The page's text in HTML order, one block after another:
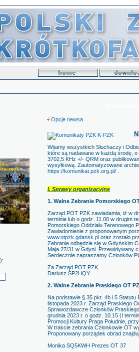
Opcje newsa
Witamy wszystkich Słuchaczy i
które są nadawane w każdą środę,
3702,5 KHz +/- QRM oraz
wysyłkową. Zautomatyzowane
https://komunikat.pzk.org.pl/
I. Sprawy organizacyjne
1. Walne Zebranie Pomorskiego
Zarząd POT PZK zawiadamia, iż w
terminie lub o godz. 11.00 w drugim
Pomorskiego Oddziału Terenowego
Zawiadomienie z proponowanym
www.otpzk.gdansk.pl oraz zostało
Zebranie odbędzie się w Gdyńskim
Maja 27/31 w Gdyni. Przewidywany
Serdecznie zapraszamy Członków
Za Zarząd POT PZK
Dariusz SP2HQY
2. Walne Zebranie Praskiego OT
Na podstawie § 35 pkt. 4b i 5 Statutu
listopada 2023 r. Zarząd Praskiego
Sprawozdawcze Członków
grudnia 2023 r. o godz. 10.15 (I
Promocji Kultury Praga Południe,
W trakcie zebrania Członkowie OT
Proponowany porządek obrad
Monika SQ5KWH Prezes OT 37